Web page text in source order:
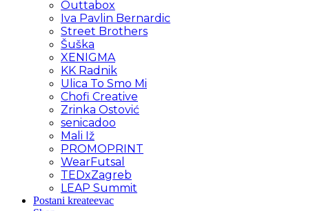
Outtabox
Iva Pavlin Bernardic
Street Brothers
Šuška
XENIGMA
KK Radnik
Ulica To Smo Mi
Chofi Creative
Zrinka Ostović
senicadoo
Mali Iž
PROMOPRINT
WearFutsal
TEDxZagreb
LEAP Summit
Postani kreateevac